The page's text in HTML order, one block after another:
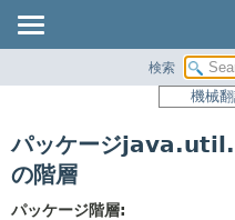
パッケージ
クラス
使用
検索
機械
パッケージ
の階層
パッケージ階層: